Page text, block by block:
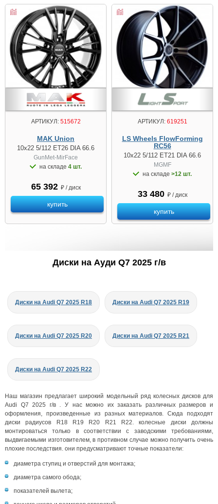
АРТИКУЛ:515672
MAK Union
10x22 5/112 ET26 DIA 66.6
GunMet-MirFace
на складе 4 шт.
65 392 ₽ / диск
купить
АРТИКУЛ:619251
LS Wheels FlowForming
RC56
10x22 5/112 ET21 DIA 66.6
MGMF
на складе >12 шт.
33 480 ₽ / диск
купить
Диски на Ауди Q7 2025 г/в
Диски на Audi Q7 2025 R18 Диски на Audi Q7 2025 R19
Диски на Audi Q7 2025 R20 Диски на Audi Q7 2025 R21
Диски на Audi Q7 2025 R22
Наш магазин предлагает широкий модельный ряд колесных дисков для
Audi Q7 2025 г/в . У нас можно их заказать различных размеров и
оформления, произведенные из разных материалов. Сюда подходят
диски радиусов R18 R19 R20 R21 R22. колесные диски должны
монтироваться только в соответствии с заводскими требованиями,
выдвигаемыми изготовителем, в противном случае можно получить очень
плохие последствия. они предусматривают точные показатели:
диаметра ступиц и отверстий для монтажа;
диаметра самого обода;
показателей вылета;